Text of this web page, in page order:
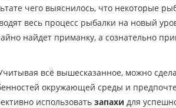
чего выяснилось, что некоторые
весь процесс рыбалки на новый
найдет приманку, а сознательно
всё вышесказанное, можно
окружающей среды и
использовать запахи для